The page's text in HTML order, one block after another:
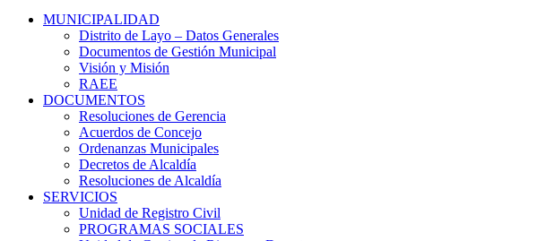
MUNICIPALIDAD
Distrito de Layo – Datos Generales
Documentos de Gestión Municipal
Visión y Misión
RAEE
DOCUMENTOS
Resoluciones de Gerencia
Acuerdos de Concejo
Ordenanzas Municipales
Decretos de Alcaldía
Resoluciones de Alcaldía
SERVICIOS
Unidad de Registro Civil
PROGRAMAS SOCIALES